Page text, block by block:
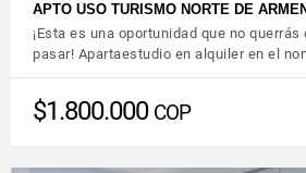
APTO USO TURISMO NORTE DE
¡Esta es una oportunidad que no querrás
pasar! Apartaestudio en alquiler en el
$1.800.000 COP